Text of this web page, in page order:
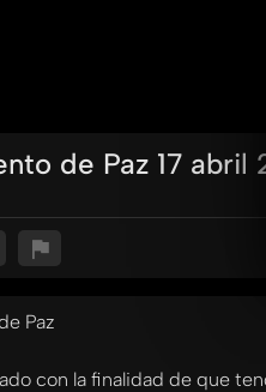
de Paz 17
Paz
con la finalidad de que